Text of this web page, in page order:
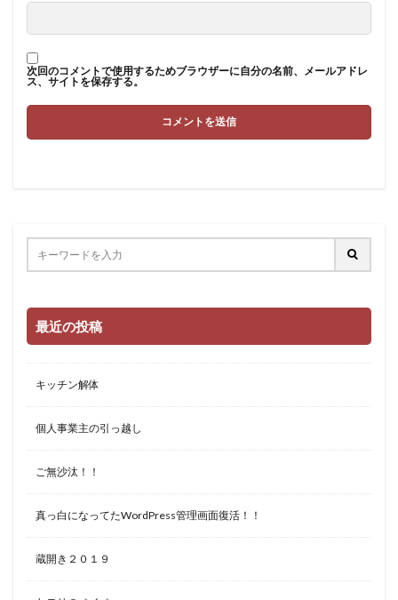
次回のコメントで使用するためブラウザーに自分の名前、メールアドレ
ス、サイトを保存する。
最近の投稿
キッチン解体
個人事業主の引っ越し
ご無沙汰！！
真っ白になってたWordPress管理画面復活！！
蔵開き２０１９